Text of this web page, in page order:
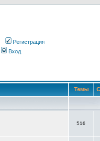
Регистрация
Вход
Темы
516